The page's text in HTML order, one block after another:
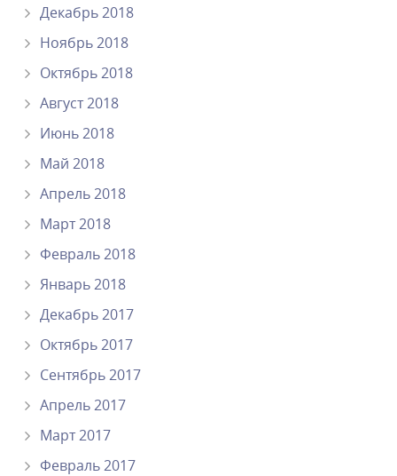
Декабрь 2018
Ноябрь 2018
Октябрь 2018
Август 2018
Июнь 2018
Май 2018
Апрель 2018
Март 2018
Февраль 2018
Январь 2018
Декабрь 2017
Октябрь 2017
Сентябрь 2017
Апрель 2017
Март 2017
Февраль 2017